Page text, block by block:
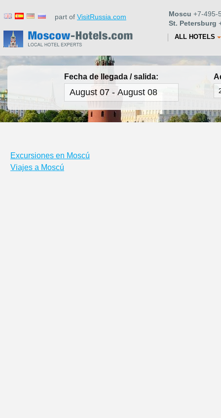
part of VisitRussia.com Moscu +7-495-
St. Petersburg
ALL HOTELS
Fecha de llegada / salida:
Excursiones en Moscú
Viajes a Moscú